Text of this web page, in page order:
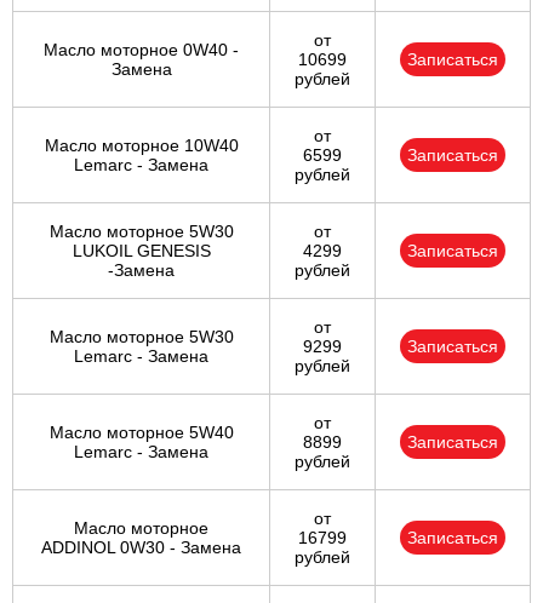
Масло моторное 0W40 -
Замена
от
10699
рублей
Записаться
Масло моторное 10W40
Lemarc - Замена
от
6599
рублей
Записаться
Масло моторное 5W30
LUKOIL GENESIS
-Замена
от
4299
рублей
Записаться
Масло моторное 5W30
Lemarc - Замена
от
9299
рублей
Записаться
Масло моторное 5W40
Lemarc - Замена
от
8899
рублей
Записаться
Масло моторное
ADDINOL 0W30 - Замена
от
16799
рублей
Записаться